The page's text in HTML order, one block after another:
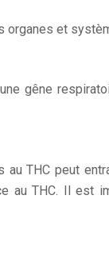
organes et
gêne
THC peut
au THC. Il est